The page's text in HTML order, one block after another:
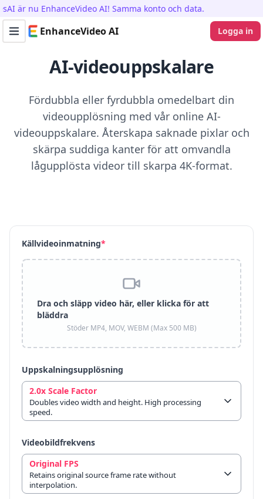
nu EnhanceVideo AI! Samma konto och data.
Toggle navigation menu
EnhanceVideo AI Logga in
AI-videouppskalare
Fördubbla eller fyrdubbla omedelbart din
videoupplösning med vår online AI-
videouppskalare. Återskapa saknade pixlar och
skärpa suddiga kanter för att omvandla
lågupplösta videor till skarpa 4K-format.
Källvideoinmatning*
Dra och släpp video här, eller klicka för att
bläddra
Stöder MP4, MOV, WEBM (Max 500 MB)
Uppskalningsupplösning
2.0x Scale Factor
Doubles video width and height. High processing
speed.
Videobildfrekvens
Original FPS
Retains original source frame rate without
interpolation.